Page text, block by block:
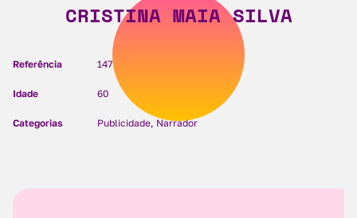
CRISTINA MAIA SILVA
Referência 147
Idade 60
Categorias Publicidade, Narrador